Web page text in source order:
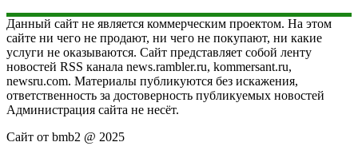
Данный сайт не является коммерческим проектом. На этом
сайте ни чего не продают, ни чего не покупают, ни какие
услуги не оказываются. Сайт представляет собой ленту
новостей RSS канала news.rambler.ru, kommersant.ru,
newsru.com. Материалы публикуются без искажения,
ответственность за достоверность публикуемых новостей
Администрация сайта не несёт.
Сайт от bmb2 @ 2025